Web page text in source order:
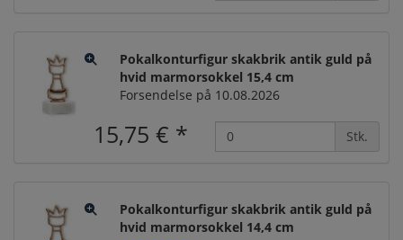
Pokalkonturfigur skakbrik antik guld på
hvid marmorsokkel 15,4 cm
Forsendelse på 10.08.2026
15,75 € * Stk.
Pokalkonturfigur skakbrik antik guld på
hvid marmorsokkel 14,4 cm